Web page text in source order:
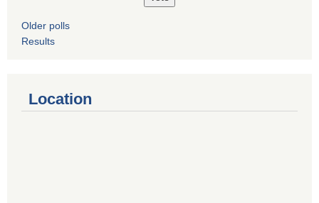
Older polls
Results
Location